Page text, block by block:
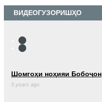
ВИДЕОГУЗОРИШҲО
Шомгоҳи ноҳияи Бобоҷон
5 years ago